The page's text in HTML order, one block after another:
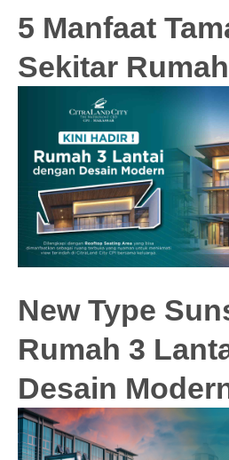
5 Manfaat
Sekitar Rumah
New Type
Rumah 3
Desain